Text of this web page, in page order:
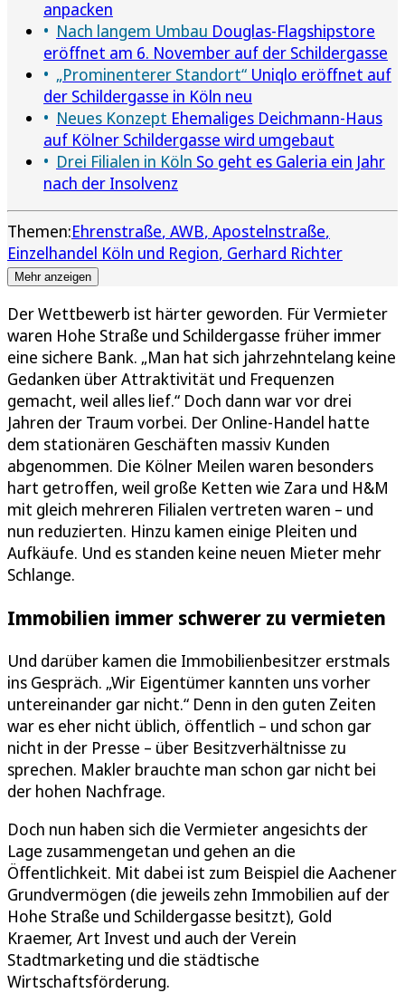
anpacken
Nach langem Umbau Douglas-Flagshipstore
eröffnet am 6. November auf der Schildergasse
„Prominenterer Standort“ Uniqlo eröffnet auf
der Schildergasse in Köln neu
Neues Konzept Ehemaliges Deichmann-Haus
auf Kölner Schildergasse wird umgebaut
Drei Filialen in Köln So geht es Galeria ein Jahr
nach der Insolvenz
Themen:Ehrenstraße AWB Apostelnstraße
Einzelhandel Köln und Region Gerhard Richter
Mehr anzeigen
Der Wettbewerb ist härter geworden. Für Vermieter
waren Hohe Straße und Schildergasse früher immer
eine sichere Bank. „Man hat sich jahrzehntelang keine
Gedanken über Attraktivität und Frequenzen
gemacht, weil alles lief.“ Doch dann war vor drei
Jahren der Traum vorbei. Der Online-Handel hatte
dem stationären Geschäften massiv Kunden
abgenommen. Die Kölner Meilen waren besonders
hart getroffen, weil große Ketten wie Zara und H&M
mit gleich mehreren Filialen vertreten waren – und
nun reduzierten. Hinzu kamen einige Pleiten und
Aufkäufe. Und es standen keine neuen Mieter mehr
Schlange.
Immobilien immer schwerer zu vermieten
Und darüber kamen die Immobilienbesitzer erstmals
ins Gespräch. „Wir Eigentümer kannten uns vorher
untereinander gar nicht.“ Denn in den guten Zeiten
war es eher nicht üblich, öffentlich – und schon gar
nicht in der Presse – über Besitzverhältnisse zu
sprechen. Makler brauchte man schon gar nicht bei
der hohen Nachfrage.
Doch nun haben sich die Vermieter angesichts der
Lage zusammengetan und gehen an die
Öffentlichkeit. Mit dabei ist zum Beispiel die Aachener
Grundvermögen (die jeweils zehn Immobilien auf der
Hohe Straße und Schildergasse besitzt), Gold
Kraemer, Art Invest und auch der Verein
Stadtmarketing und die städtische
Wirtschaftsförderung.